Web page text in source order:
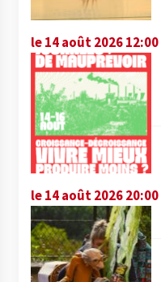
le 14 août 2026 12:00
le 14 août 2026 20:00